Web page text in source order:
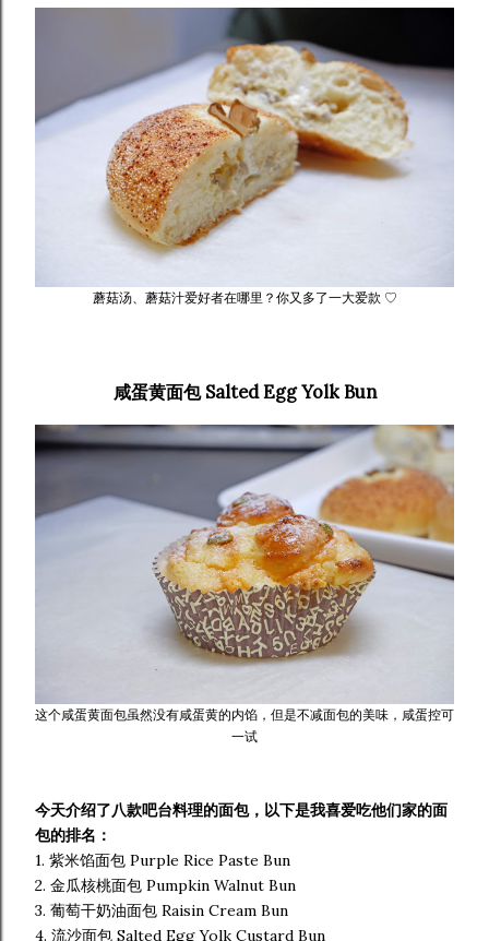
蘑菇汤、蘑菇汁爱好者在哪里？你又多了一大爱款 ♡
咸蛋黄面包 Salted Egg Yolk Bun
这个咸蛋黄面包虽然没有咸蛋黄的内馅，但是不减面包的美味，咸蛋控可
一试
今天介绍了八款吧台料理的面包，以下是我喜爱吃他们家的面
包的排名：
1. 紫米馅面包 Purple Rice Paste Bun
2. 金瓜核桃面包 Pumpkin Walnut Bun
3. 葡萄干奶油面包 Raisin Cream Bun
4. 流沙面包 Salted Egg Yolk Custard Bun